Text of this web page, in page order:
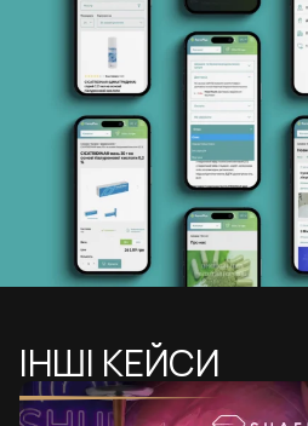
ІНШІ КЕЙСИ